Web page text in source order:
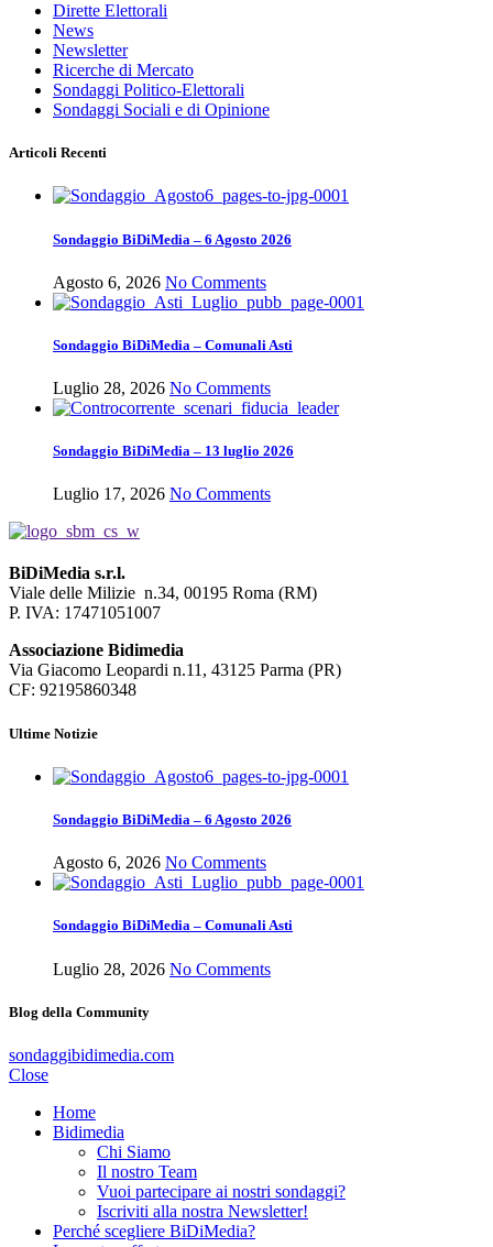
Dirette Elettorali
News
Newsletter
Ricerche di Mercato
Sondaggi Politico-Elettorali
Sondaggi Sociali e di Opinione
Articoli Recenti
Sondaggio BiDiMedia – 6 Agosto 2026
Agosto 6, 2026 No Comments
Sondaggio BiDiMedia – Comunali Asti
Luglio 28, 2026 No Comments
Sondaggio BiDiMedia – 13 luglio 2026
Luglio 17, 2026 No Comments
BiDiMedia s.r.l.
Viale delle Milizie n.34, 00195 Roma (RM)
P. IVA: 17471051007
Associazione Bidimedia
Via Giacomo Leopardi n.11, 43125 Parma (PR)
CF: 92195860348
Ultime Notizie
Sondaggio BiDiMedia – 6 Agosto 2026
Agosto 6, 2026 No Comments
Sondaggio BiDiMedia – Comunali Asti
Luglio 28, 2026 No Comments
Blog della Community
sondaggibidimedia.com
Close
Home
Bidimedia
Chi Siamo
Il nostro Team
Vuoi partecipare ai nostri sondaggi?
Iscriviti alla nostra Newsletter!
Perché scegliere BiDiMedia?